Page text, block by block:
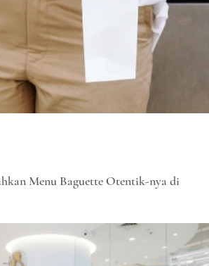
Menu Baguette Otentik-nya di